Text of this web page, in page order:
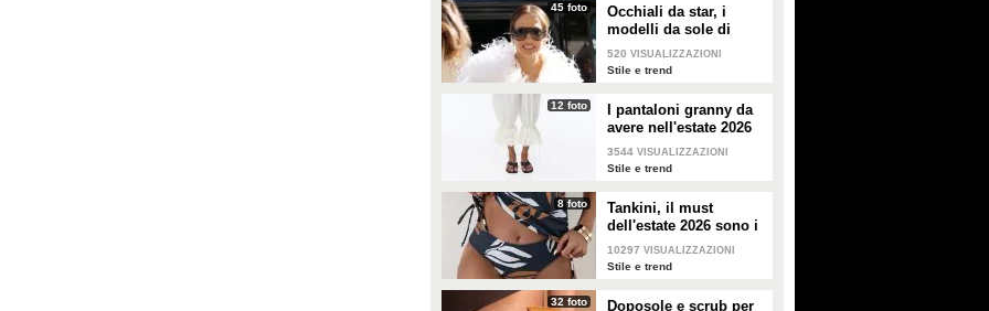
45 foto
Occhiali da star, i
modelli da sole di
tendenza per l'estate
2026
520 VISUALIZZAZIONI
Stile e trend
12 foto
I pantaloni granny da
avere nell'estate 2026
3544 VISUALIZZAZIONI
Stile e trend
8 foto
Tankini, il must
dell'estate 2026 sono i
costumi con la canotta
10297 VISUALIZZAZIONI
Stile e trend
32 foto
Doposole e scrub per